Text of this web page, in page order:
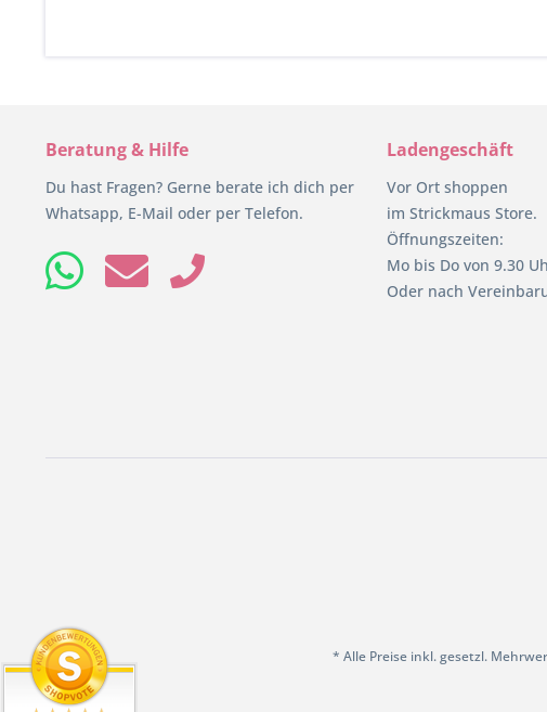
Beratung & Hilfe
Du hast Fragen? Gerne berate ich dich per
Whatsapp, E-Mail oder per Telefon.
Ladengeschäft
Vor Ort shoppen
im Strickmaus Store.
Öffnungszeiten:
Mo bis Do von 9.30
Oder nach
* Alle Preise inkl. gesetzl.